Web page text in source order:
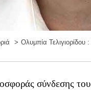
Ολυμπία
σύνδεσης